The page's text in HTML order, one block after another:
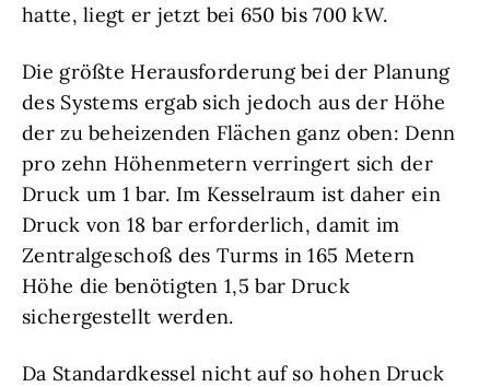
hatte, liegt er jetzt bei 650 bis 700 kW.
Die größte Herausforderung bei der Planung
des Systems ergab sich jedoch aus der Höhe
der zu beheizenden Flächen ganz oben: Denn
pro zehn Höhenmetern verringert sich der
Druck um 1 bar. Im Kesselraum ist daher ein
Druck von 18 bar erforderlich, damit im
Zentralgeschoß des Turms in 165 Metern
Höhe die benötigten 1,5 bar Druck
sichergestellt werden.
Da Standardkessel nicht auf so hohen Druck